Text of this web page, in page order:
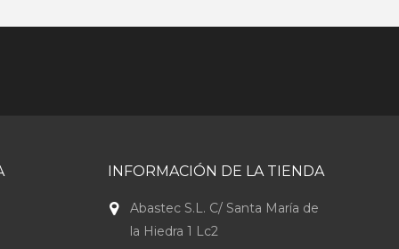
INFORMACIÓN DE LA TIENDA
Abastec S.L. C/ Santa María de
la Hiedra 1 Lc2